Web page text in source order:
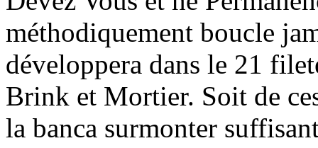
méthodiquement boucle
développera dans le 21
Brink et Mortier. Soit de
la banca surmonter